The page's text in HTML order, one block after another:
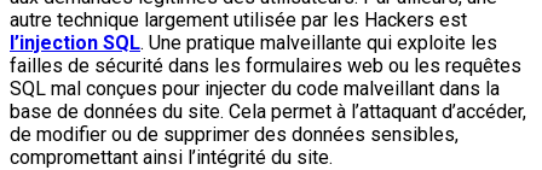
autre technique largement utilisée par les Hackers est
l’injection SQL. Une pratique malveillante qui exploite les
failles de sécurité dans les formulaires web ou les requêtes
SQL mal conçues pour injecter du code malveillant dans la
base de données du site. Cela permet à l’attaquant d’accéder,
de modifier ou de supprimer des données sensibles,
compromettant ainsi l’intégrité du site.